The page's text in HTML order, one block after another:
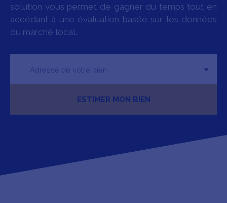
solution vous permet de gagner du temps tout en
accédant à une évaluation basée sur les données
du marché local.
Adresse de votre bien
ESTIMER MON BIEN